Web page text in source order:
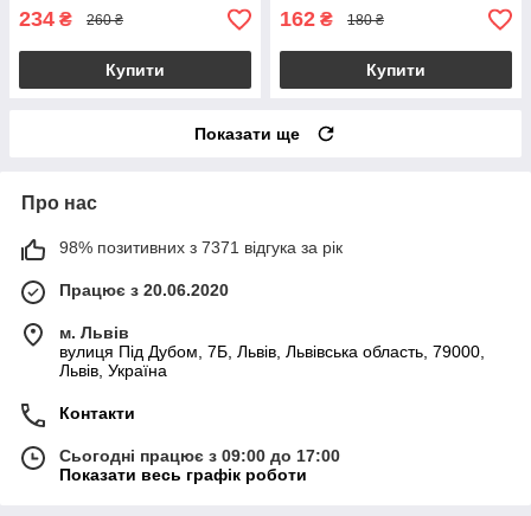
234 ₴ 260 ₴
Купити
162 ₴ 180 ₴
Купити
Показати ще
Про нас
98% позитивних з 7371 відгука за рік
Працює з 20.06.2020
м. Львів
вулиця Під Дубом, 7Б, Львів, Львівська область, 79000,
Львів, Україна
Контакти
Сьогодні працює з 09:00 до 17:00
Показати весь графік роботи